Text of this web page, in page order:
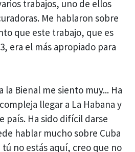
trabajos, uno de ellos
Me hablaron sobre
que este trabajo, que es
era el más apropiado para
la Bienal me siento muy... Ha
llegar a La Habana y
país. Ha sido difícil darse
hablar mucho sobre Cuba
no estás aquí, creo que no